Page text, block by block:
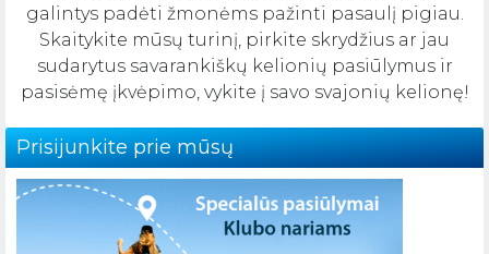
galintys padėti žmonėms pažinti pasaulį pigiau.
Skaitykite mūsų turinį, pirkite skrydžius ar jau
sudarytus savarankiškų kelionių pasiūlymus ir
pasisėmę įkvėpimo, vykite į savo svajonių kelionę!
Prisijunkite prie mūsų